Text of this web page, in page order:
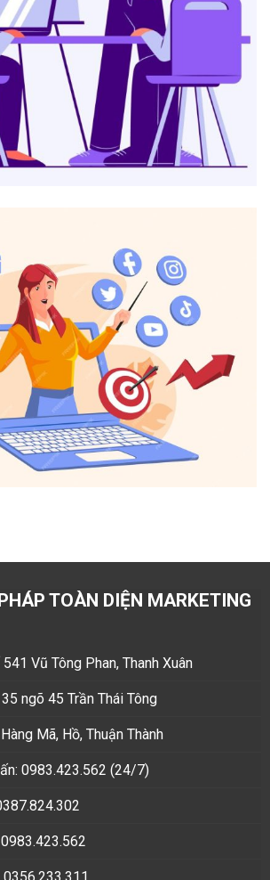
TOÀN DIỆN MARKETING
Vũ Tông Phan, Thanh Xuân
ngõ 45 Trần Thái Tông
Mã, Hồ, Thuận Thành
0983.423.562 (24/7)